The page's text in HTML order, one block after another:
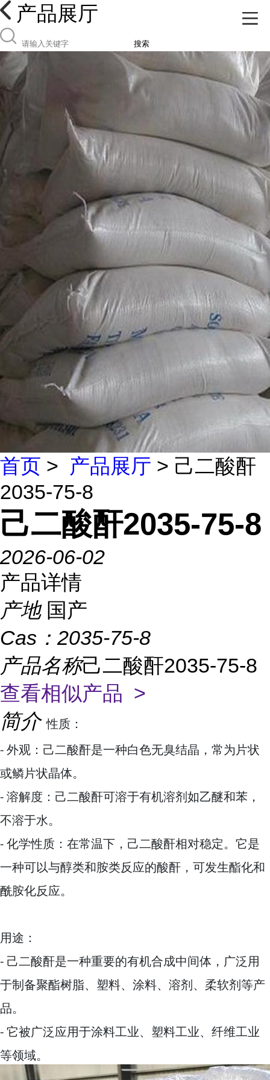
产品展厅
搜索
首页 > 产品展厅 > 己二酸酐
2035-75-8
己二酸酐2035-75-8
2026-06-02
产品详情
产地 国产
Cas： 2035-75-8
产品名称己二酸酐2035-75-8
查看相似产品 >
简介 性质：
- 外观：己二酸酐是一种白色无臭结晶，常为片状
或鳞片状晶体。
- 溶解度：己二酸酐可溶于有机溶剂如乙醚和苯，
不溶于水。
- 化学性质：在常温下，己二酸酐相对稳定。它是
一种可以与醇类和胺类反应的酸酐，可发生酯化和
酰胺化反应。
用途：
- 己二酸酐是一种重要的有机合成中间体，广泛用
于制备聚酯树脂、塑料、涂料、溶剂、柔软剂等产
品。
- 它被广泛应用于涂料工业、塑料工业、纤维工业
等领域。